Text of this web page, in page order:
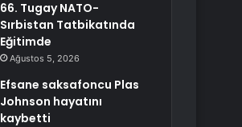
66. Tugay NATO-
Sırbistan Tatbikatında
Eğitimde
Ağustos 5, 2026
Efsane saksafoncu Plas
Johnson hayatını
kaybetti